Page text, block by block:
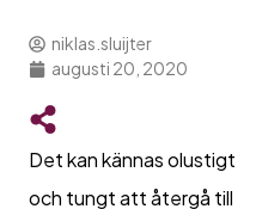
niklas.sluijter
augusti 20, 2020
Det kan kännas olustigt
och tungt att återgå till